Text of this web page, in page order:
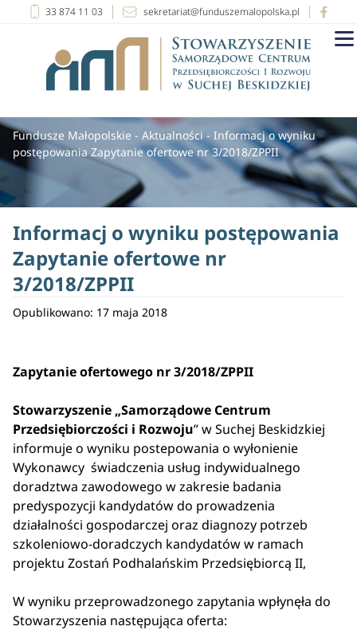
33 874 11 03 sekretariat@funduszemalopolska.pl
Fundusze Małopolskie - Aktualności- Informacj o wyniku
postępowania Zapytanie ofertowe nr 3/2018/ZPPII
Informacj o wyniku postępowania
Zapytanie ofertowe nr
3/2018/ZPPII
Opublikowano: 17 maja 2018
Zapytanie ofertowego nr 3/2018/ZPPII
Stowarzyszenie „Samorządowe Centrum
Przedsiębiorczości i Rozwoju” w Suchej Beskidzkiej
informuje o wyniku postepowania o wyłonienie
Wykonawcy świadczenia usług indywidualnego
doradztwa zawodowego w zakresie badania
predyspozycji kandydatów do prowadzenia
działalności gospodarczej oraz diagnozy potrzeb
szkoleniowo-doradczych kandydatów w ramach
projektu Zostań Podhalańskim Przedsiębiorcą II,
W wyniku przeprowadzonego zapytania wpłynęła do
Stowarzyszenia następująca oferta: